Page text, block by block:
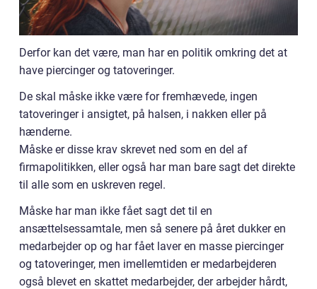
Derfor kan det være, man har en politik omkring det at
have piercinger og tatoveringer.
De skal måske ikke være for fremhævede, ingen
tatoveringer i ansigtet, på halsen, i nakken eller på
hænderne.
Måske er disse krav skrevet ned som en del af
firmapolitikken, eller også har man bare sagt det direkte
til alle som en uskreven regel.
Måske har man ikke fået sagt det til en
ansættelsessamtale, men så senere på året dukker en
medarbejder op og har fået laver en masse piercinger
og tatoveringer, men imellemtiden er medarbejderen
også blevet en skattet medarbejder, der arbejder hårdt,